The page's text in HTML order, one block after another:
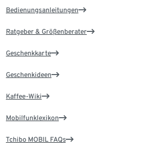
Bedienungsanleitungen
Ratgeber & Größenberater
Geschenkkarte
Geschenkideen
Kaffee-Wiki
Mobilfunklexikon
Tchibo MOBIL FAQs